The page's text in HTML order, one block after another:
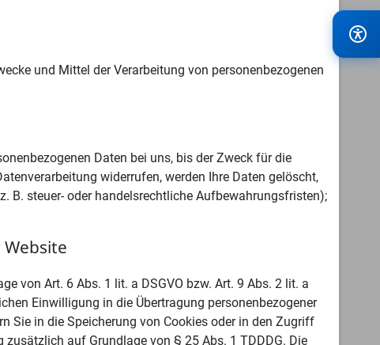
und Mittel der Verarbeitung von personenbezogenen
Daten bei uns, bis der Zweck für die
widerrufen, werden Ihre Daten gelöscht,
B. steuer- oder handelsrechtliche Aufbewahrungsfristen);
von Art. 6 Abs. 1 lit. a DSGVO bzw. Art. 9 Abs. 2 lit. a
Einwilligung in die Übertragung personenbezogener
Sie in die Speicherung von Cookies oder in den Zugriff
auf Grundlage von § 25 Abs. 1 TDDDG. Die